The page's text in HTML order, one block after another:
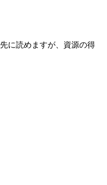
に読めますが、資源の得